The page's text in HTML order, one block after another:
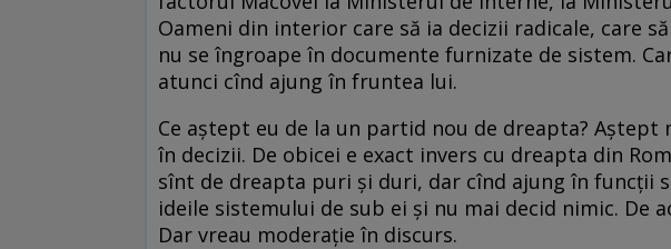
Oameni din interior care să ia decizii radicale, care
nu se îngroape în documente furnizate de sistem.
atunci cînd ajung în fruntea lui.
Ce aştept eu de la un partid nou de dreapta? Aştept
în decizii. De obicei e exact invers cu dreapta din
sînt de dreapta puri şi duri, dar cînd ajung în funcţii
ideile sistemului de sub ei şi nu mai decid nimic. De
Dar vreau moderaţie în discurs.